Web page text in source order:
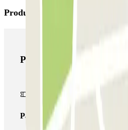
Productes de Parclick
Productes de Parclick
Passi simple